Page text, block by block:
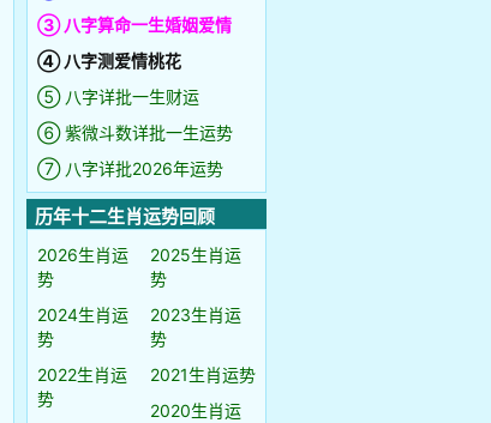
③ 八字算命一生婚姻爱情
④ 八字测爱情桃花
⑤ 八字详批一生财运
⑥ 紫微斗数详批一生运势
⑦ 八字详批2026年运势
历年十二生肖运势回顾
2026生肖运
势
2025生肖运
势
2024生肖运
势
2023生肖运
势
2022生肖运
势
2021生肖运势
2020生肖运